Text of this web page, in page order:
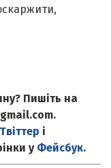
Пишіть на
Твіттер і
у Фейсбук.